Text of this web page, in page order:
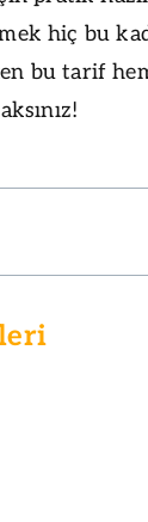
hiç bu
bu tarif